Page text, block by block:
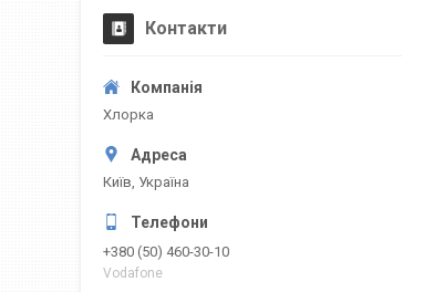
Контакти
Хлорка
Київ, Україна
+380 (50) 460-30-10
Vodafone